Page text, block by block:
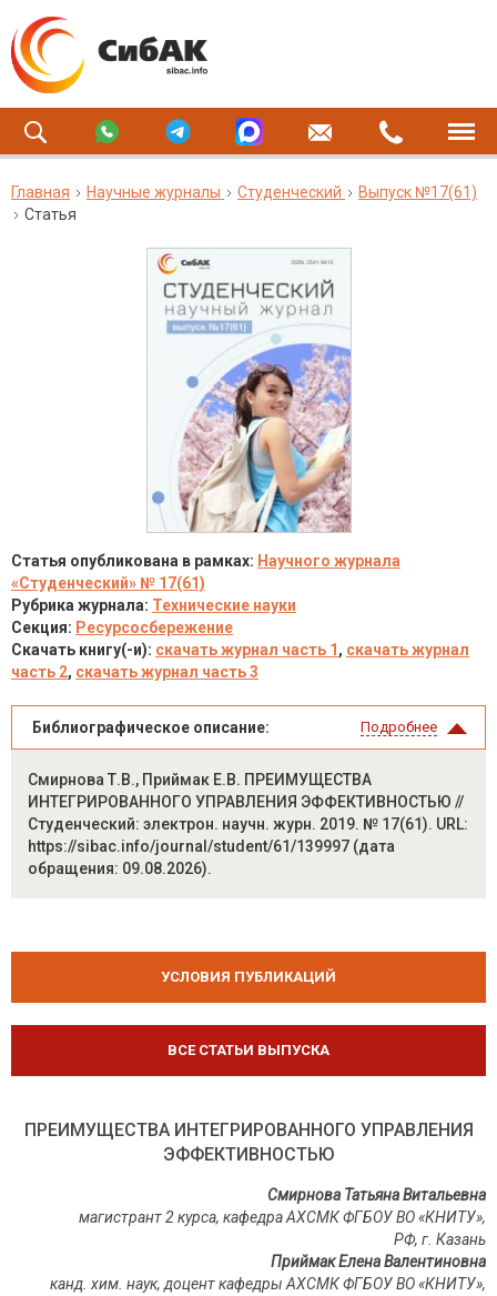
Главная Научные журналы Студенческий
Выпуск №17(61)
Статья
Статья опубликована в рамках: Научного журнала
«Студенческий» № 17(61)
Рубрика журнала: Технические науки
Секция: Ресурсосбережение
Скачать книгу(-и): скачать журнал часть 1 , скачать журнал
часть 2, скачать журнал часть 3
Библиографическое описание: Подробнее
Смирнова Т.В., Приймак Е.В. ПРЕИМУЩЕСТВА
ИНТЕГРИРОВАННОГО УПРАВЛЕНИЯ ЭФФЕКТИВНОСТЬЮ //
Студенческий: электрон. научн. журн. 2019. № 17(61). URL:
https://sibac.info/journal/student/61/139997 (дата
обращения: 09.08.2026).
УСЛОВИЯ ПУБЛИКАЦИЙ
ВСЕ СТАТЬИ ВЫПУСКА
ПРЕИМУЩЕСТВА ИНТЕГРИРОВАННОГО УПРАВЛЕНИЯ
ЭФФЕКТИВНОСТЬЮ
Смирнова Татьяна Витальевна
магистрант 2 курса, кафедра АХСМК ФГБОУ ВО «КНИТУ»,
РФ, г. Казань
Приймак Елена Валентиновна
канд. хим. наук, доцент кафедры АХСМК ФГБОУ ВО «КНИТУ»,